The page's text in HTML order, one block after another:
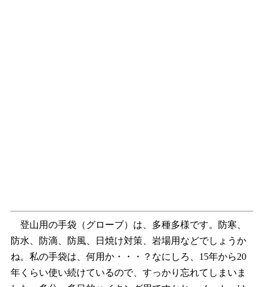
登山用の手袋（グローブ）は、多種多様です。防寒、
防水、防滴、防風、日焼け対策、岩場用などでしょうか
ね。私の手袋は、何用か・・・？なにしろ、15年から20
年くらい使い続けているので、すっかり忘れてしまいま